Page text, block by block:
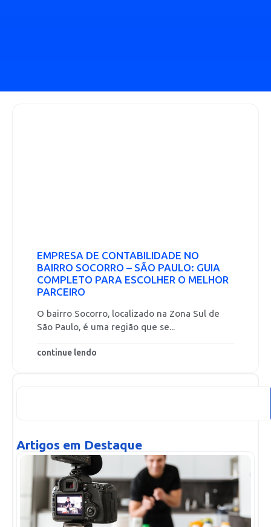
EMPRESA DE CONTABILIDADE NO
BAIRRO SOCORRO – SÃO PAULO: GUIA
COMPLETO PARA ESCOLHER O MELHOR
PARCEIRO
O bairro Socorro, localizado na Zona Sul de
São Paulo, é uma região que se...
continue lendo
Artigos em Destaque